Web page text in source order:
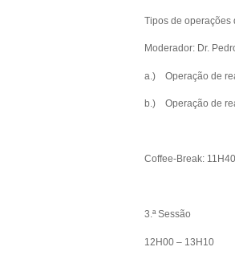
Tipos de operações
Moderador: Dr.
a.) Operação de
b.) Operação de
Coffee-Break:
3.ª Sessão
12H00 – 13H10